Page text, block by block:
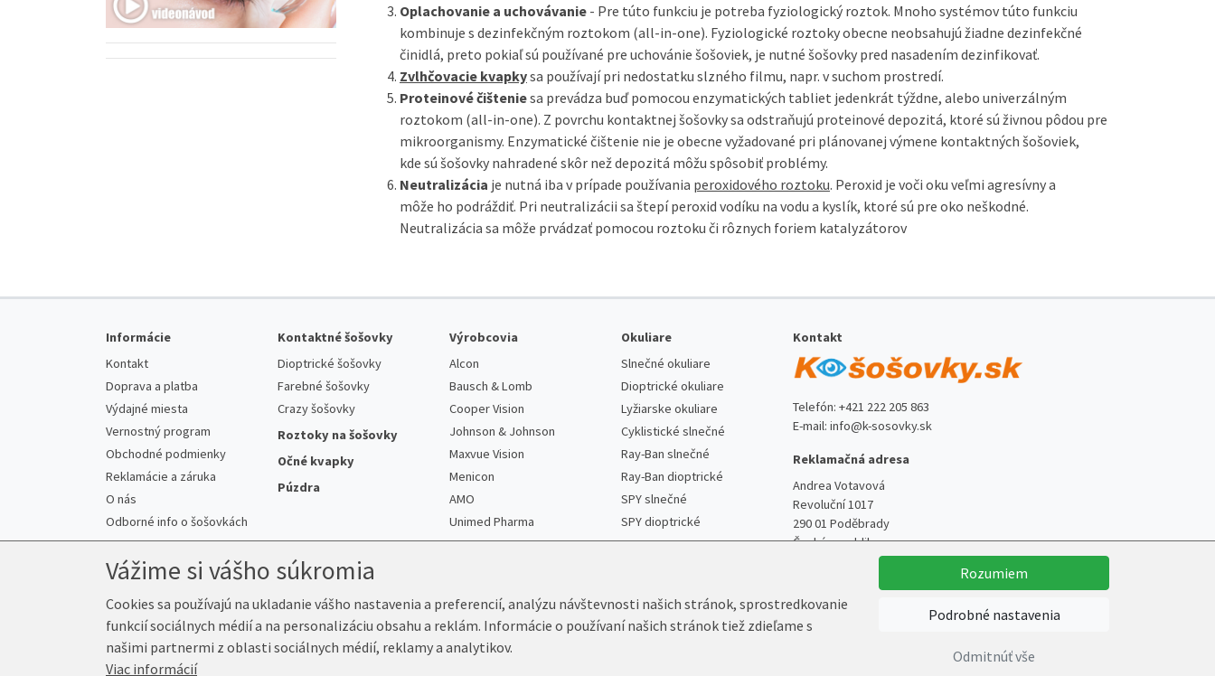
Oplachovanie a uchovávanie - Pre túto funkciu je potreba fyziologický roztok. Mnoho systémov túto funkciu
kombinuje s dezinfekčným roztokom (all-in-one). Fyziologické roztoky obecne neobsahujú žiadne dezinfekčné
činidlá, preto pokiaľ sú používané pre uchovánie šošoviek, je nutné šošovky pred nasadením dezinfikovať.
Zvlhčovacie kvapkysa používají pri nedostatku slzného filmu, napr. v suchom prostredí.
Proteinové čišteniesa prevádza buď pomocou enzymatických tabliet jedenkrát týždne, alebo univerzálným
roztokom (all-in-one). Z povrchu kontaktnej šošovky sa odstraňujú proteinové depozitá, ktoré sú živnou pôdou pre
mikroorganismy. Enzymatické čištenie nie je obecne vyžadované pri plánovanej výmene kontaktných šošoviek,
kde sú šošovky nahradené skôr než depozitá môžu spôsobiť problémy.
Neutralizácia je nutná iba v prípade používania peroxidového roztoku. Peroxid je voči oku veľmi agresívny a
môže ho podráždiť. Pri neutralizácii sa štepí peroxid vodíku na vodu a kyslík, ktoré sú pre oko neškodné.
Neutralizácia sa môže prvádzať pomocou roztoku či rôznych foriem katalyzátorov
Informácie
Kontakt
Doprava a platba
Výdajné miesta
Vernostný program
Obchodné podmienky
Reklamácie a záruka
O nás
Odborné info o šošovkách
Kontaktné šošovky
Dioptrické šošovky
Farebné šošovky
Crazy šošovky
Roztoky na šošovky
Očné kvapky
Púzdra
Výrobcovia
Alcon
Bausch & Lomb
Cooper Vision
Johnson & Johnson
Maxvue Vision
Menicon
AMO
Unimed Pharma
Okuliare
Slnečné okuliare
Dioptrické okuliare
Lyžiarske okuliare
Cyklistické slnečné
Ray-Ban slnečné
Ray-Ban dioptrické
SPY slnečné
SPY dioptrické
Kontakt
Telefón: +421 222 205 863
E-mail: info@k-sosovky.sk
Reklamačná adresa
Andrea Votavová
Revoluční 1017
290 01 Poděbrady
Česká republika
© 2026 K-Šošovky.sk
Vážime si vášho súkromia
Cookies sa používajú na ukladanie vášho nastavenia a preferencií, analýzu návštevnosti našich stránok, sprostredkovanie
funkcií sociálnych médií a na personalizáciu obsahu a reklám. Informácie o používaní našich stránok tiež zdieľame s
našimi partnermi z oblasti sociálnych médií, reklamy a analytikov.
Viac informácií
Rozumiem
Podrobné nastavenia
Odmitnúť vše